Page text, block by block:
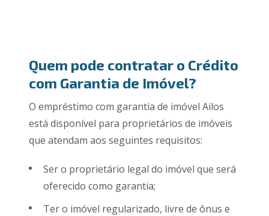
Quem pode contratar o Crédito
com Garantia de Imóvel?
O empréstimo com garantia de imóvel Ailos
está disponível para proprietários de imóveis
que atendam aos seguintes requisitos:
Ser o proprietário legal do imóvel que será
oferecido como garantia;
Ter o imóvel regularizado, livre de ônus e